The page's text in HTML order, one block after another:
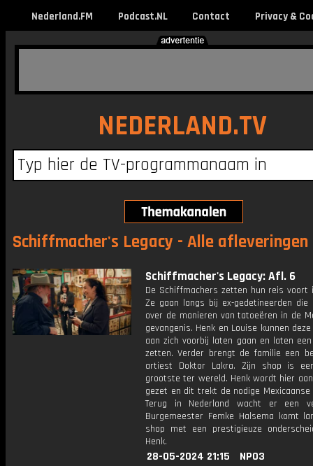
Nederland.FM Podcast.NL Contact Privacy &
NEDERLAND.TV
Schiffmacher's Legacy - Alle afleveringen
Schiffmacher's Legacy: Afl. 6
De Schiffmachers zetten hun reis voort
Ze gaan langs bij ex-gedetineerden die
over de manieren van tatoeëren in de
gevangenis. Henk en Louise kunnen
aan zich voorbij laten gaan en laten
zetten. Verder brengt de familie een
artiest Doktor Lakra. Zijn shop is
grootste ter wereld. Henk wordt hier
gezet en dit trekt de nodige
Terug in Nederland wacht er een
Burgemeester Femke Halsema komt
shop met een prestigieuze
Henk.
28-05-2024 21:15
NPO3